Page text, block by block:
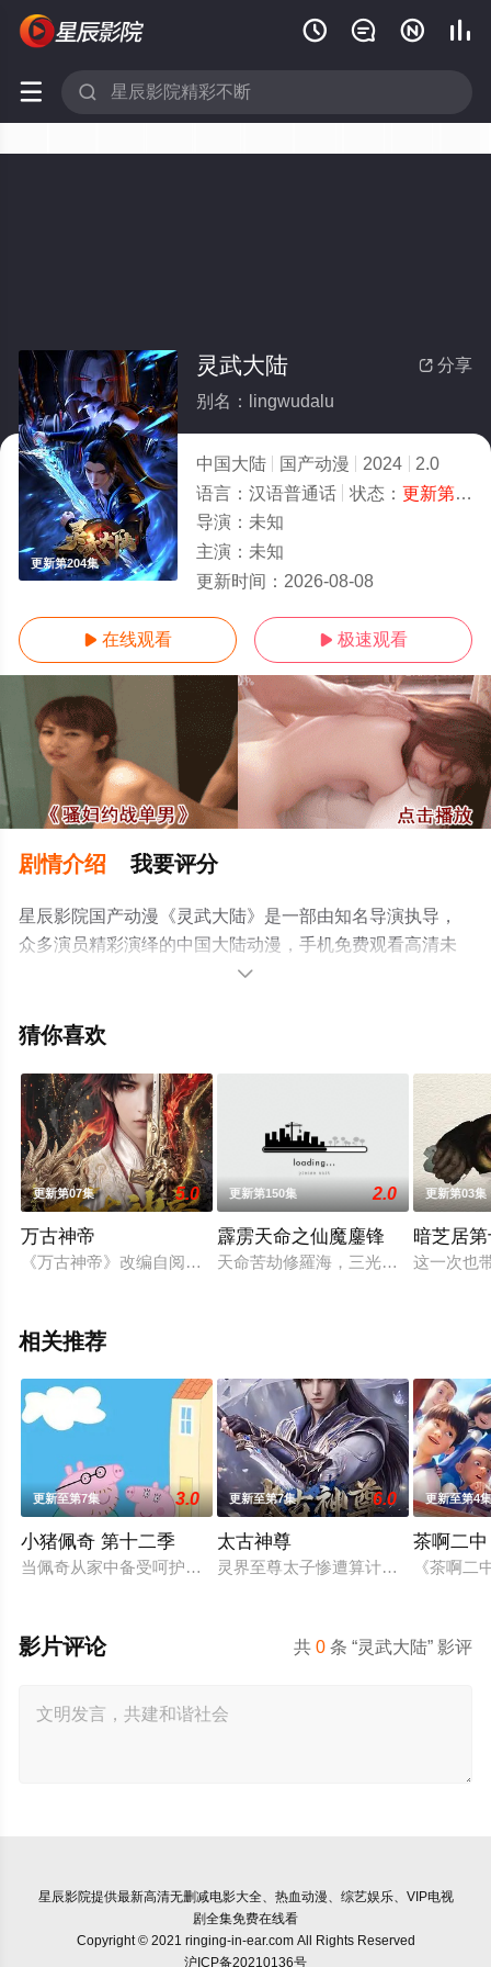
   
 
更新第204集
 分享
灵武大陆
别名：lingwudalu
中国大陆 国产动漫 2024
2.0
语言： 汉语普通话 状态： 更新第204集
导演： 未知
主演： 未知
更新时间： 2026-08-08
 在线观看  极速观看
剧情介绍 我要评分
星辰影院国产动漫《灵武大陆》是一部由知名导演执导，
众多演员精彩演绎的中国大陆动漫，手机免费观看高清未
删减完整版动漫全集就上星辰电影网，更多相关信息可移

猜你喜欢
更新第07集 5.0
万古神帝
《万古神帝》改编自阅文白金作家飞天鱼的同名小说。 八百年
更新第150集 2.0
霹雳天命之仙魔鏖锋
天命苦劫修羅海，三光盡現仙門在，
更新第03集
暗芝居
这一次也
相关推荐
更新至第7集 3.0
小猪佩奇 第十二季
当佩奇从家中备受呵护的"小妹妹"一跃成为肩负责任的"大姐姐"
更新至第7集 6.0
太古神尊
灵界至尊太子惨遭算计身死，重生跌
更新至第4
茶啊二
《茶啊二
共0 条 “灵武大陆” 影评
影片评论
星辰影院提供最新高清无删减电影大全、热血动漫、综艺娱乐、VIP电视
剧全集免费在线看
Copyright © 2021 ringing-in-ear.com All Rights Reserved
沪ICP备20210136号